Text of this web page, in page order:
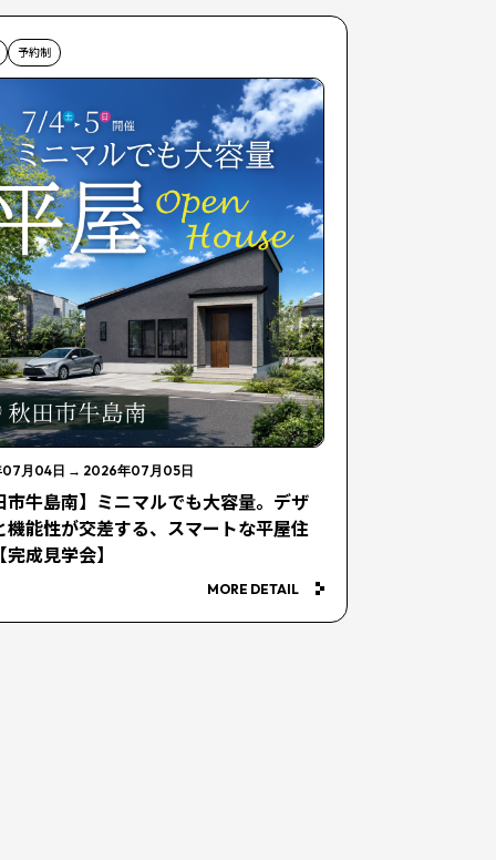
予約制
月04日 → 2026年07月05日
市牛島南】ミニマルでも大容量。デザ
機能性が交差する、スマートな平屋住
成見学会】
MORE DETAIL